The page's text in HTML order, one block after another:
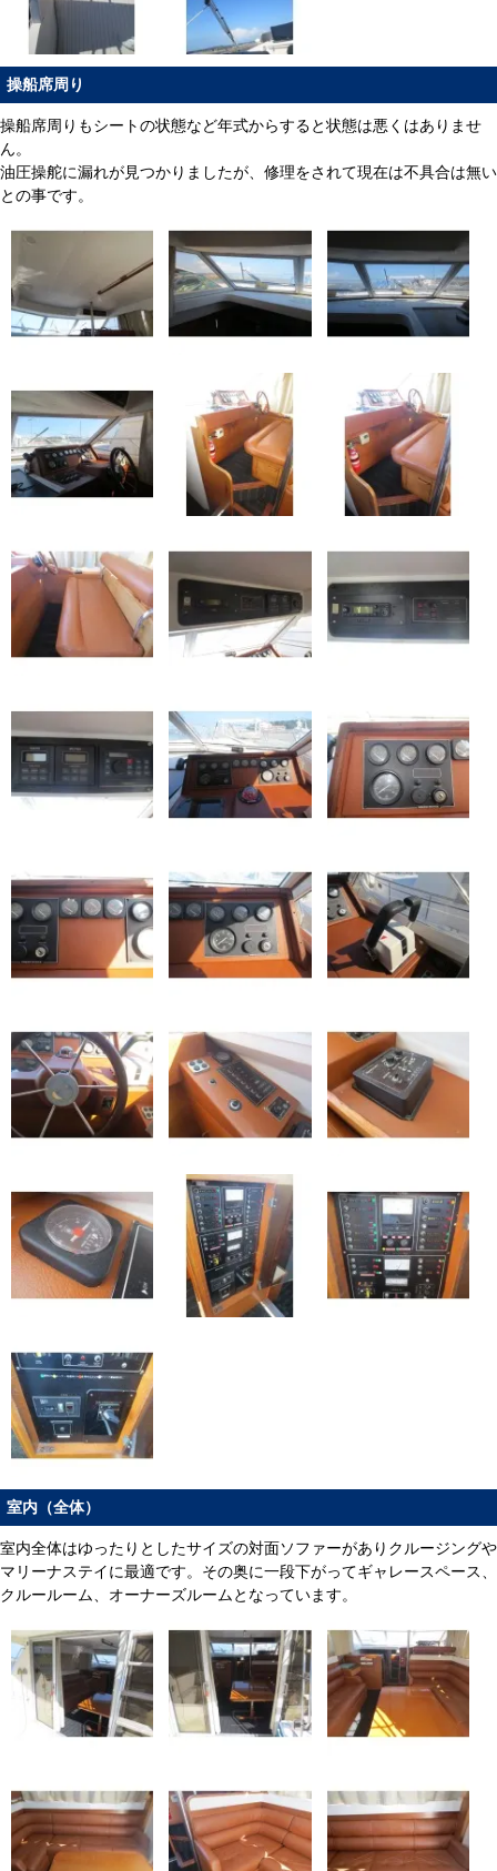
操船席周り
操船席周りもシートの状態など年式からすると状態は悪くはありませ
ん。
油圧操舵に漏れが見つかりましたが、修理をされて現在は不具合は無い
との事です。
室内（全体）
室内全体はゆったりとしたサイズの対面ソファーがありクルージングや
マリーナステイに最適です。その奥に一段下がってギャレースペース、
クルールーム、オーナーズルームとなっています。